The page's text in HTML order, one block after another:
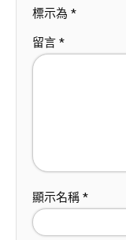
標示為 *
留言 *
顯示名稱 *